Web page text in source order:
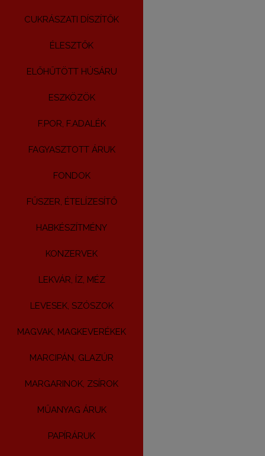
CUKRÁSZATI DÍSZÍTŐK
ÉLESZTŐK
ELŐHŰTÖTT HÚSÁRU
ESZKÖZÖK
F.POR, F.ADALÉK
FAGYASZTOTT ÁRUK
FONDOK
FŰSZER, ÉTELÍZESÍTŐ
HABKÉSZÍTMÉNY
KONZERVEK
LEKVÁR, ÍZ, MÉZ
LEVESEK, SZÓSZOK
MAGVAK, MAGKEVERÉKEK
MARCIPÁN, GLAZÚR
MARGARINOK, ZSÍROK
MŰANYAG ÁRUK
PAPÍRÁRUK